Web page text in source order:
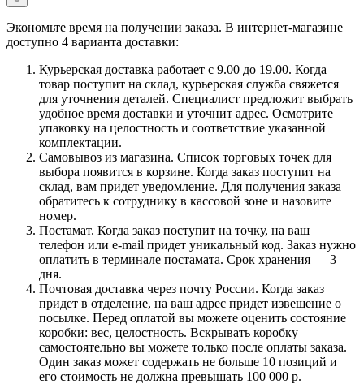
Экономьте время на получении заказа. В интернет-магазине
доступно 4 варианта доставки:
Курьерская доставка работает с 9.00 до 19.00. Когда
товар поступит на склад, курьерская служба свяжется
для уточнения деталей. Специалист предложит выбрать
удобное время доставки и уточнит адрес. Осмотрите
упаковку на целостность и соответствие указанной
комплектации.
Самовывоз из магазина. Список торговых точек для
выбора появится в корзине. Когда заказ поступит на
склад, вам придет уведомление. Для получения заказа
обратитесь к сотруднику в кассовой зоне и назовите
номер.
Постамат. Когда заказ поступит на точку, на ваш
телефон или e-mail придет уникальный код. Заказ нужно
оплатить в терминале постамата. Срок хранения — 3
дня.
Почтовая доставка через почту России. Когда заказ
придет в отделение, на ваш адрес придет извещение о
посылке. Перед оплатой вы можете оценить состояние
коробки: вес, целостность. Вскрывать коробку
самостоятельно вы можете только после оплаты заказа.
Один заказ может содержать не больше 10 позиций и
его стоимость не должна превышать 100 000 р.